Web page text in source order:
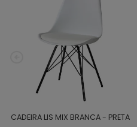
CADEIRA LIS MIX BRANCA - PRETA